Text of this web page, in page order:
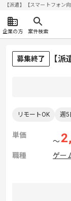
【派遣】【スマートフォ
企業の方 案件検索
募集終了 【
リモートOK 週5
単価
〜
職種
ゲー